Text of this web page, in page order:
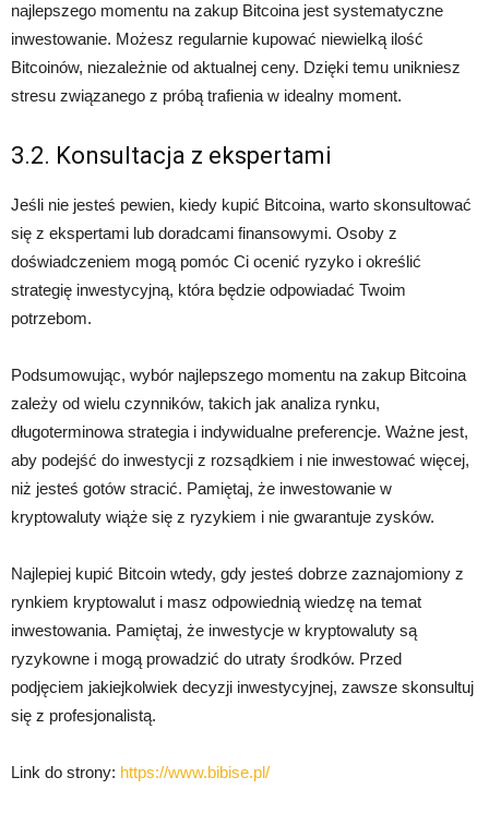
najlepszego momentu na zakup Bitcoina jest systematyczne
inwestowanie. Możesz regularnie kupować niewielką ilość
Bitcoinów, niezależnie od aktualnej ceny. Dzięki temu unikniesz
stresu związanego z próbą trafienia w idealny moment.
3.2. Konsultacja z ekspertami
Jeśli nie jesteś pewien, kiedy kupić Bitcoina, warto skonsultować
się z ekspertami lub doradcami finansowymi. Osoby z
doświadczeniem mogą pomóc Ci ocenić ryzyko i określić
strategię inwestycyjną, która będzie odpowiadać Twoim
potrzebom.
Podsumowując, wybór najlepszego momentu na zakup Bitcoina
zależy od wielu czynników, takich jak analiza rynku,
długoterminowa strategia i indywidualne preferencje. Ważne jest,
aby podejść do inwestycji z rozsądkiem i nie inwestować więcej,
niż jesteś gotów stracić. Pamiętaj, że inwestowanie w
kryptowaluty wiąże się z ryzykiem i nie gwarantuje zysków.
Najlepiej kupić Bitcoin wtedy, gdy jesteś dobrze zaznajomiony z
rynkiem kryptowalut i masz odpowiednią wiedzę na temat
inwestowania. Pamiętaj, że inwestycje w kryptowaluty są
ryzykowne i mogą prowadzić do utraty środków. Przed
podjęciem jakiejkolwiek decyzji inwestycyjnej, zawsze skonsultuj
się z profesjonalistą.
Link do strony: https://www.bibise.pl/